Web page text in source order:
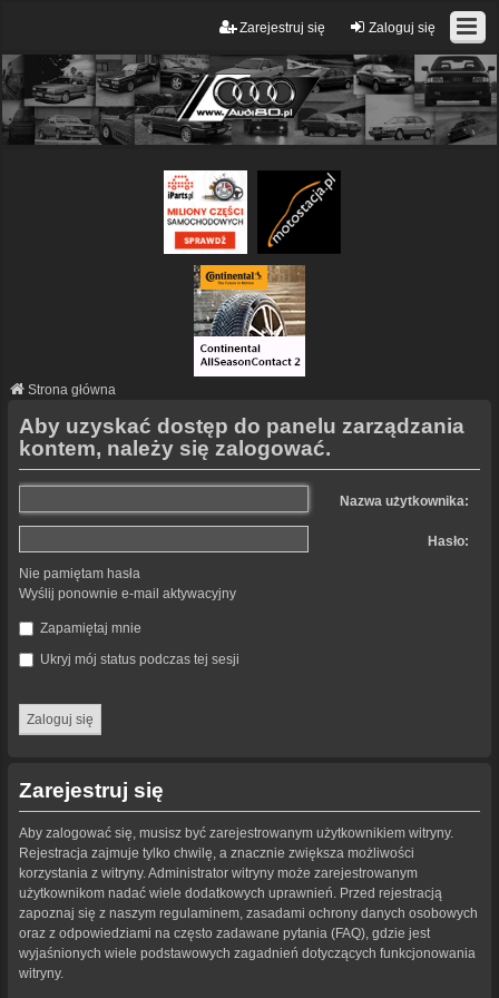
Zaloguj się
Zarejestruj się
Strona główna
Aby uzyskać dostęp do panelu zarządzania
kontem, należy się zalogować.
Nazwa użytkownika:
Hasło:
Nie pamiętam hasła
Wyślij ponownie e-mail aktywacyjny
Zapamiętaj mnie
Ukryj mój status podczas tej sesji
Zarejestruj się
Aby zalogować się, musisz być zarejestrowanym użytkownikiem witryny.
Rejestracja zajmuje tylko chwilę, a znacznie zwiększa możliwości
korzystania z witryny. Administrator witryny może zarejestrowanym
użytkownikom nadać wiele dodatkowych uprawnień. Przed rejestracją
zapoznaj się z naszym regulaminem, zasadami ochrony danych osobowych
oraz z odpowiedziami na często zadawane pytania (FAQ), gdzie jest
wyjaśnionych wiele podstawowych zagadnień dotyczących funkcjonowania
witryny.